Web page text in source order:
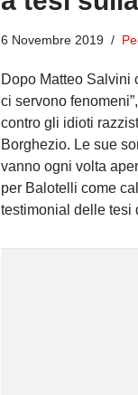
6 Novembre 2019
Dopo Matteo Salvini
ci servono
contro gli idioti
Borghezio. Le sue
vanno ogni volta
per Balotelli come
testimonial delle tesi